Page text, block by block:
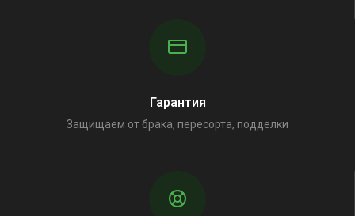
Гарантия
Защищаем от брака, пересорта, подделки